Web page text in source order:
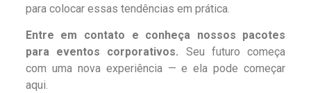
para colocar essas tendências em prática.
Entre em contato e conheça nossos pacotes
para eventos corporativos. Seu futuro começa
com uma nova experiência — e ela pode começar
aqui.